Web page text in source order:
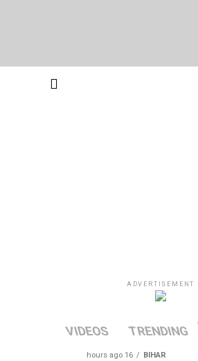
ADVERTISEMENT
TRENDING
VIDEOS
BIHAR
16 hours ago